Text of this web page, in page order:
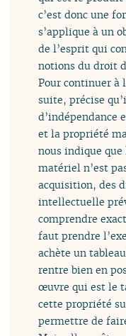
c’est donc une
s’applique à un
de l’esprit qui
notions du droit
Pour continuer à
suite, précise
et la propriété
nous indique que
matériel n’est
acquisition, des
intellectuelle
comprendre
faut prendre
achète un
rentre bien en
œuvre qui est le
cette propriété
permettre de